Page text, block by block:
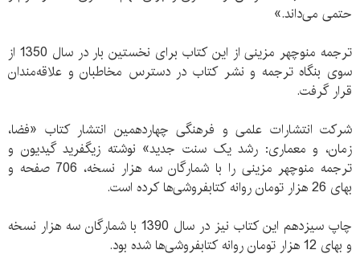
حتمی می‌داند.»
ترجمه منوچهر مزینی از این کتاب برای نخستین بار در سال 1350 از
سوی بنگاه ترجمه و نشر کتاب در دسترس مخاطبان و علاقه‌مندان
قرار گرفت.
شرکت انتشارات علمی و فرهنگی چهاردهمین انتشار کتاب «فضا،
زمان، و معماری: رشد یک سنت جدید» نوشته زیگفرید گیدیون و
ترجمه منوچهر مزینی را با شمارگان سه هزار نسخه، 706 صفحه و
بهای 26 هزار تومان روانه کتابفروشی‌ها کرده است.
چاپ سیزدهم این کتاب نیز در سال 1390 با شمارگان سه هزار نسخه
و بهای 12 هزار تومان روانه کتابفروشی‌ها شده بود.